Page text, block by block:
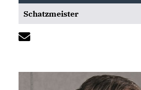
Schatzmeister